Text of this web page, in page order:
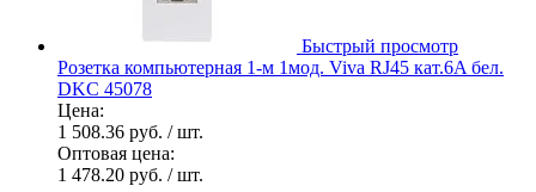
Быстрый просмотр
Розетка компьютерная 1-м 1мод. Viva RJ45 кат.6A бел.
DKC 45078
Цена:
1 508.36 руб. / шт.
Оптовая цена:
1 478.20 руб. / шт.